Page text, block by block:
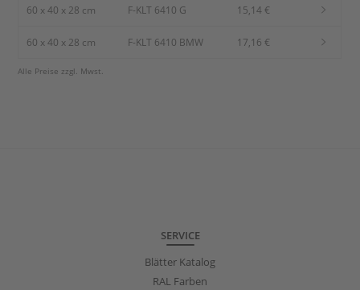
60 x 40 x 28 cm F-KLT 6410 G 15,14 €
60 x 40 x 28 cm F-KLT 6410 BMW 17,16 €
Alle Preise zzgl. Mwst.
SERVICE
Blätter Katalog
RAL Farben